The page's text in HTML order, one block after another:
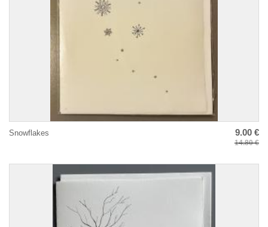
Snowflakes 9.00 €
14.80 €